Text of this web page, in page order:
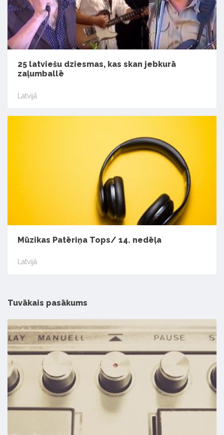
25 latviešu dziesmas, kas skan jebkurā
zaļumballē
Latvijā
Mūzikas Patēriņa Tops/ 14. nedēļa
Latvijā
Tuvākais pasākums